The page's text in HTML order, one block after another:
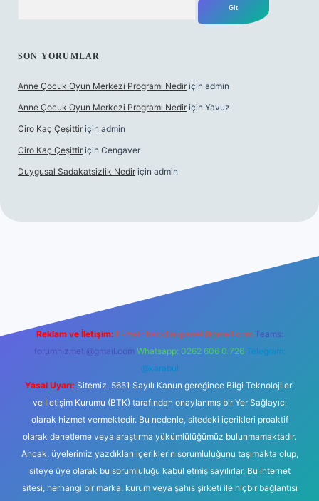
SON YORUMLAR
Anne Çocuk Oyun Merkezi Programı Nedir için admin
Anne Çocuk Oyun Merkezi Programı Nedir için Yavuz
Ciro Kaç Çeşittir için admin
Ciro Kaç Çeşittir için Cengaver
Duygusal Sadakatsizlik Nedir için admin
Reklam ve İletişim: E-mail: backlinkpaneli@gmail.com Teams:
forumhizmeti@gmail.com Whatsapp: 0262 606 0 726 Telegram:
@karabul
Yasal Uyarı: Sitemiz, 5651 Sayılı Kanun gereğince Bilgi Teknolojileri
ve İletişim Kurumu (BTK) tarafından onaylanmış bir Yer Sağlayıcı
olarak hizmet vermektedir. Bu nedenle, sitedeki içerikleri proaktif
olarak denetleme veya araştırma yükümlülüğümüz bulunmamaktadır.
Ancak, üyelerimiz yazdıkları içeriklerin sorumluluğunu taşımakta olup,
siteye üye olarak bu sorumluluğu kabul etmiş sayılırlar. Bu internet
sitesi, herhangi bir marka, kurum veya şahıs şirketi ile hiçbir bağlantısı